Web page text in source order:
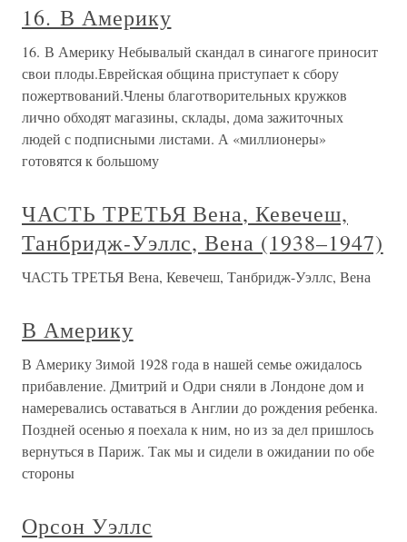
16. В Америку
16. В Америку Небывалый скандал в синагоге приносит
свои плоды.Еврейская община приступает к сбору
пожертвований.Члены благотворительных кружков
лично обходят магазины, склады, дома зажиточных
людей с подписными листами. А «миллионеры»
готовятся к большому
ЧАСТЬ ТРЕТЬЯ Вена, Кевечеш,
Танбридж-Уэллс, Вена (1938–1947)
ЧАСТЬ ТРЕТЬЯ Вена, Кевечеш, Танбридж-Уэллс, Вена
В Америку
В Америку Зимой 1928 года в нашей семье ожидалось
прибавление. Дмитрий и Одри сняли в Лондоне дом и
намеревались оставаться в Англии до рождения ребенка.
Поздней осенью я поехала к ним, но из за дел пришлось
вернуться в Париж. Так мы и сидели в ожидании по обе
стороны
Орсон Уэллс